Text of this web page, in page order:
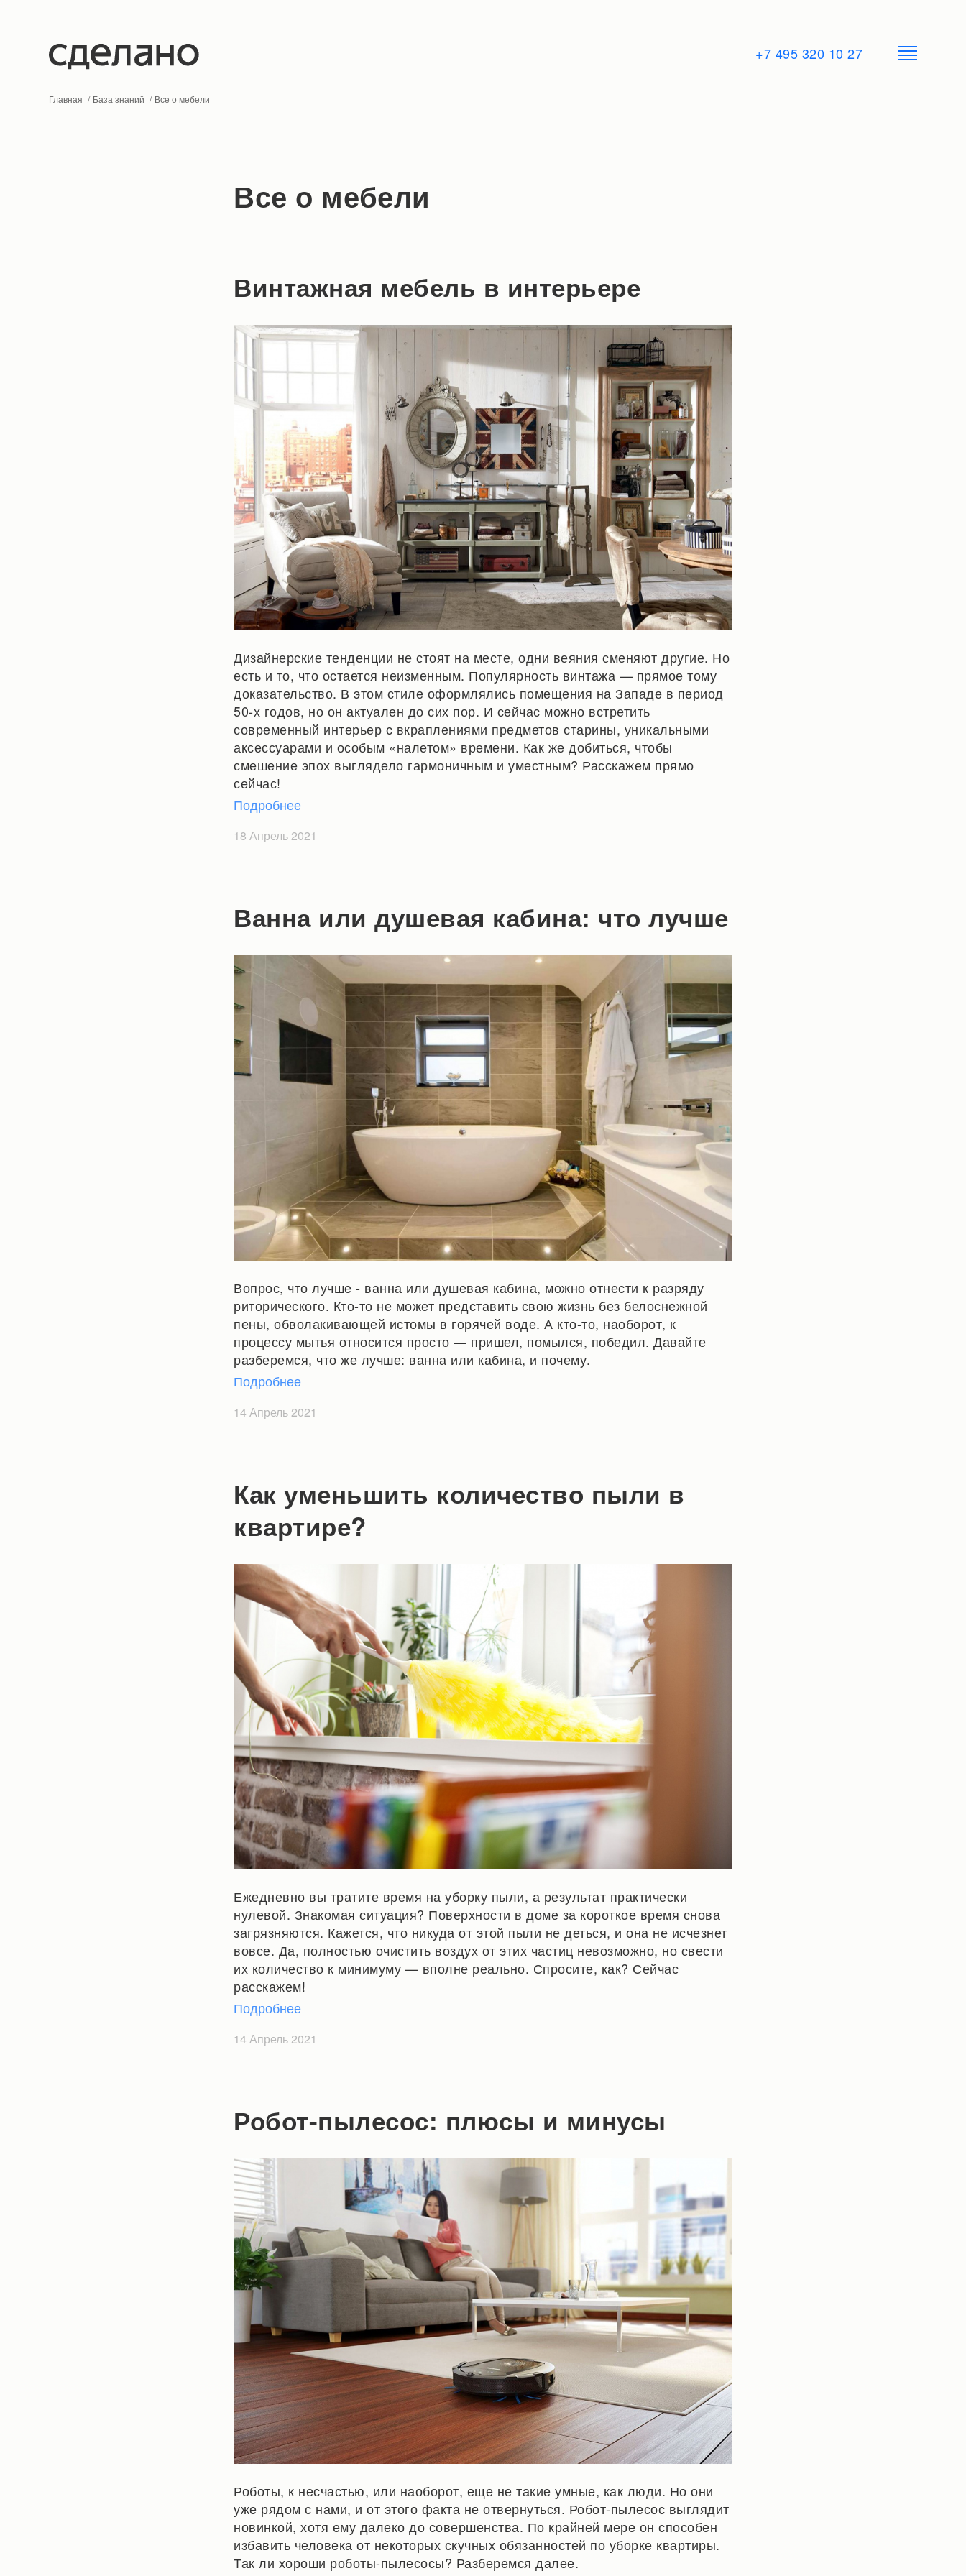
+7 495 320 10 27
Главная База знаний Все о мебели
Все о мебели
Винтажная мебель в интерьере
Дизайнерские тенденции не стоят на месте, одни веяния сменяют другие. Но
есть и то, что остается неизменным. Популярность винтажа — прямое тому
доказательство. В этом стиле оформлялись помещения на Западе в период
50-х годов, но он актуален до сих пор. И сейчас можно встретить
современный интерьер с вкраплениями предметов старины, уникальными
аксессуарами и особым «налетом» времени. Как же добиться, чтобы
смешение эпох выглядело гармоничным и уместным? Расскажем прямо
сейчас!
Подробнее
18 Апрель 2021
Ванна или душевая кабина: что лучше
Вопрос, что лучше - ванна или душевая кабина, можно отнести к разряду
риторического. Кто-то не может представить свою жизнь без белоснежной
пены, обволакивающей истомы в горячей воде. А кто-то, наоборот, к
процессу мытья относится просто — пришел, помылся, победил. Давайте
разберемся, что же лучше: ванна или кабина, и почему.
Подробнее
14 Апрель 2021
Как уменьшить количество пыли в
квартире?
Ежедневно вы тратите время на уборку пыли, а результат практически
нулевой. Знакомая ситуация? Поверхности в доме за короткое время снова
загрязняются. Кажется, что никуда от этой пыли не деться, и она не исчезнет
вовсе. Да, полностью очистить воздух от этих частиц невозможно, но свести
их количество к минимуму — вполне реально. Спросите, как? Сейчас
расскажем!
Подробнее
14 Апрель 2021
Робот-пылесос: плюсы и минусы
Роботы, к несчастью, или наоборот, еще не такие умные, как люди. Но они
уже рядом с нами, и от этого факта не отвернуться. Робот-пылесос выглядит
новинкой, хотя ему далеко до совершенства. По крайней мере он способен
избавить человека от некоторых скучных обязанностей по уборке квартиры.
Так ли хороши роботы-пылесосы? Разберемся далее.